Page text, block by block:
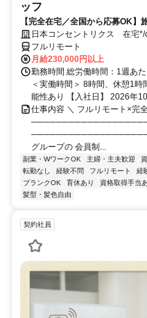
ッフ
【完全在宅／全国から応募OK
トのご案内×テレワーク・リモー
日本コンセントリクス 在宅*/
フルリモート
月給230,000円以上
勤務時間 総労働時間：1週あ
＜実働時間＞ 8時間、休憩1
能性あり 【入社日】 2026年
仕事内容 ＼ フルリモート×完
───────────────────
───────────────────
グループの 会員制...
副業・WワークOK 主婦・主夫歓迎
転勤なし
経験不問 フルリモート 経
ブランクOK
育休あり 資格取得手当
髪型・髪色自由
契約社員